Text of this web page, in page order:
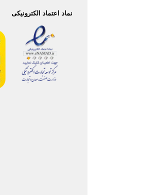
نماد اعتماد الکترونیکی